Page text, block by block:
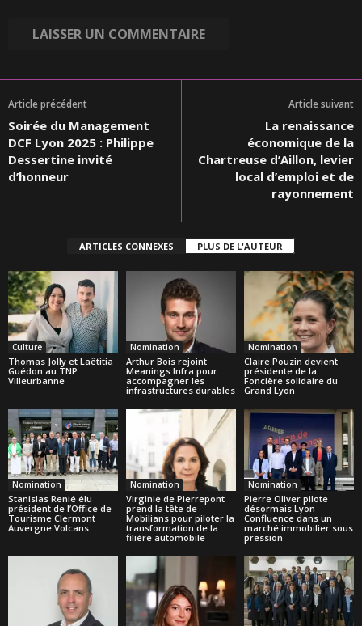
Article précédent
Soirée du Management
DCF Lyon 2025 : Philippe
Dessertine invité
d’honneur
Article suivant
La renaissance
économique de la
Chartreuse d’Aillon, levier
local d’emploi et de
rayonnement
ARTICLES CONNEXES PLUS DE L'AUTEUR
Culture
Thomas Jolly et Laëtitia
Guédon au TNP
Villeurbanne
Nomination
Arthur Bois rejoint
Meanings Infra pour
accompagner les
infrastructures durables
Nomination
Claire Pouzin devient
présidente de la
Foncière solidaire du
Grand Lyon
Nomination
Stanislas Renié élu
président de l’Office de
Tourisme Clermont
Auvergne Volcans
Nomination
Virginie de Pierrepont
prend la tête de
Mobilians pour piloter la
transformation de la
filière automobile
Nomination
Pierre Oliver pilote
désormais Lyon
Confluence dans un
marché immobilier sous
pression